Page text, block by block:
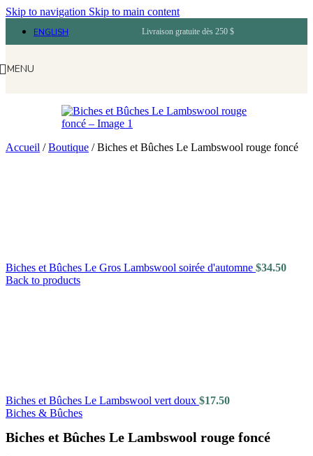
Skip to navigation Skip to main content
ENGLISH Livraison gratuite dès 250 $
MENU
Accueil /Boutique /Biches et Bûches Le Lambswool rouge foncé
Biches et Bûches Le Gros Lambswool soirée d'automne $34.50
Back to products
Biches et Bûches Le Lambswool vert doux $17.50
Biches & Bûches
Biches et Bûches Le Lambswool rouge foncé